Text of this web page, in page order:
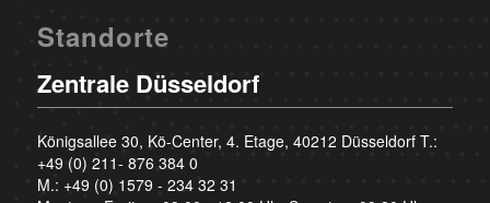
Standorte
Zentrale Düsseldorf
Königsallee 30, Kö-Center, 4. Etage, 40212 Düsseldorf T.:
+49 (0) 211- 876 384 0
M.: +49 (0) 1579 - 234 32 31